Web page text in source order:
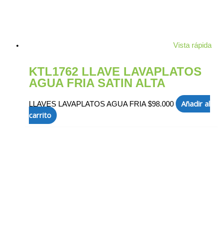
Vista rápida
KTL1762 LLAVE LAVAPLATOS
AGUA FRIA SATIN ALTA
LLAVES LAVAPLATOS AGUA FRIA$98.000
Añadir al
carrito